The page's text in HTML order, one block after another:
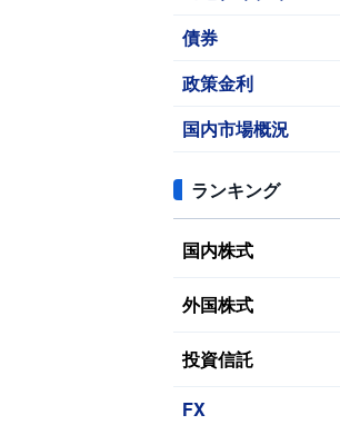
債券
政策金利
国内市場概況
ランキング
国内株式
外国株式
投資信託
FX